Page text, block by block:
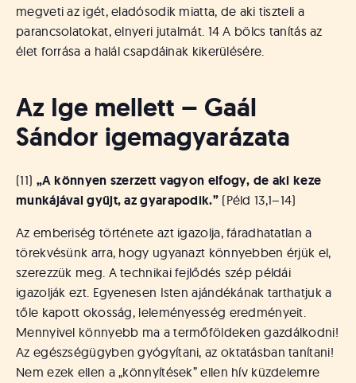
megveti az igét, eladósodik miatta, de aki tiszteli a
parancsolatokat, elnyeri jutalmát. 14 A bölcs tanítás az
élet forrása a halál csapdáinak kikerülésére.
Az Ige mellett – Gaál
Sándor igemagyarázata
(11) „A könnyen szerzett vagyon elfogy, de aki keze
munkájával gyűjt, az gyarapodik.”(Péld 13,1–14)
Az emberiség története azt igazolja, fáradhatatlan a
törekvésünk arra, hogy ugyanazt könnyebben érjük el,
szerezzük meg. A technikai fejlődés szép példái
igazolják ezt. Egyenesen Isten ajándékának tarthatjuk a
tőle kapott okosság, leleményesség eredményeit.
Mennyivel könnyebb ma a termőföldeken gazdálkodni!
Az egészségügyben gyógyítani, az oktatásban tanítani!
Nem ezek ellen a „könnyítések” ellen hív küzdelemre